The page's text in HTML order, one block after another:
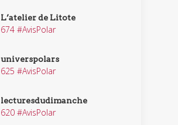
L’atelier de Litote
674 #AvisPolar
universpolars
625 #AvisPolar
lecturesdudimanche
620 #AvisPolar